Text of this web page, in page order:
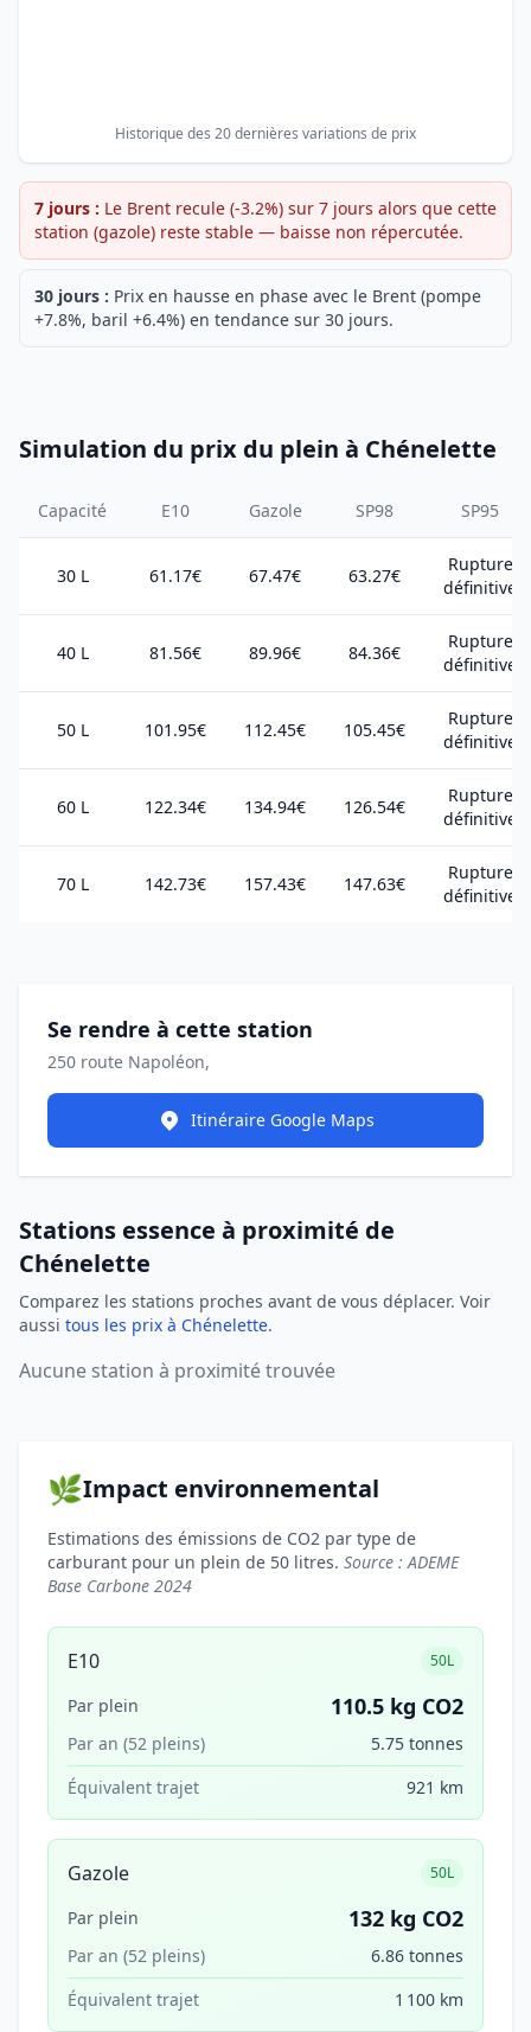
Historique des 20 dernières variations de prix
7 jours : Le Brent recule (-3.2%) sur 7 jours alors que cette
station (gazole) reste stable — baisse non répercutée.
30 jours : Prix en hausse en phase avec le Brent (pompe
+7.8%, baril +6.4%) en tendance sur 30 jours.
Simulation du prix du plein à Chénelette
Capacité E10 Gazole SP98 SP95
30 L 61.17€ 67.47€ 63.27€
Rupture
définitive
40 L 81.56€ 89.96€ 84.36€
Rupture
définitive
50 L 101.95€ 112.45€ 105.45€
Rupture
définitive
60 L 122.34€ 134.94€ 126.54€
Rupture
définitive
70 L 142.73€ 157.43€ 147.63€
Rupture
définitive
Se rendre à cette station
250 route Napoléon,
Itinéraire Google Maps
Stations essence à proximité de
Chénelette
Comparez les stations proches avant de vous déplacer. Voir
aussi tous les prix à Chénelette.
Aucune station à proximité trouvée
🌿Impact environnemental
Estimations des émissions de CO2 par type de
carburant pour un plein de 50 litres. Source : ADEME
Base Carbone 2024
E10 50L
Par plein 110.5 kg CO2
Par an (52 pleins)
5.75 tonnes
Équivalent trajet
921 km
Gazole 50L
Par plein 132 kg CO2
Par an (52 pleins)
6.86 tonnes
Équivalent trajet
1 100 km